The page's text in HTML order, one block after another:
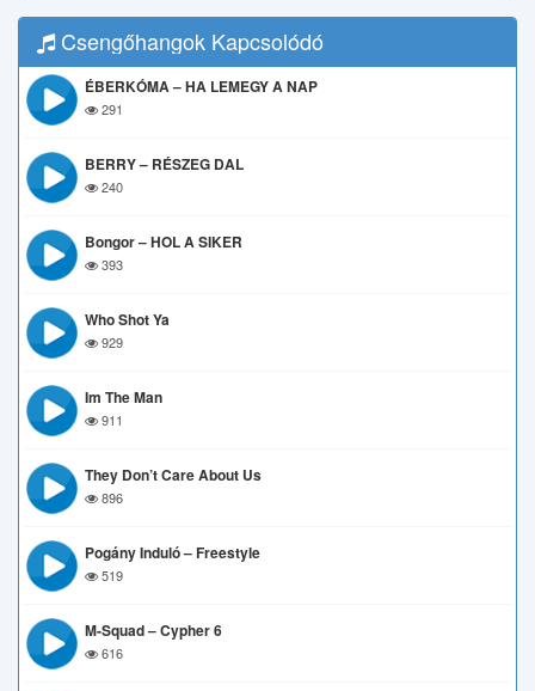
Csengőhangok Kapcsolódó
ÉBERKÓMA – HA LEMEGY A NAP
291
BERRY – RÉSZEG DAL
240
Bongor – HOL A SIKER
393
Who Shot Ya
929
Im The Man
911
They Don’t Care About Us
896
Pogány Induló – Freestyle
519
M-Squad – Cypher 6
616